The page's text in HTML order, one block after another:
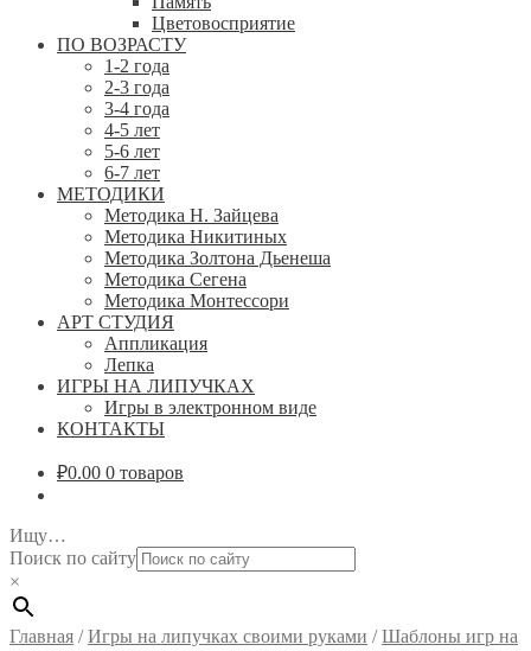
Цветовосприятие
ПО ВОЗРАСТУ
1-2 года
2-3 года
3-4 года
4-5 лет
5-6 лет
6-7 лет
МЕТОДИКИ
Методика Н. Зайцева
Методика Никитиных
Методика Золтона Дьенеша
Методика Сегена
Методика Монтессори
АРТ СТУДИЯ
Аппликация
Лепка
ИГРЫ НА ЛИПУЧКАХ
Игры в электронном виде
КОНТАКТЫ
₽0.00 0 товаров
Ищу…
Поиск по сайту
×
Главная /Игры на липучках своими руками /Шаблоны игр на